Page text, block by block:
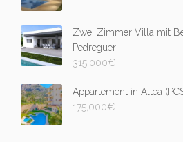
Zwei Zimmer Villa mit
Pedreguer
315,000€
Appartement in Altea
175,000€